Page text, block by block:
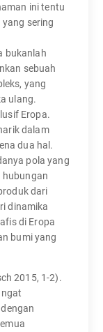
ini tentu
sering
bukanlah
sebuah
yang
ulang.
Eropa.
dalam
dua hal.
pola yang
hubungan
dari
dinamika
di Eropa
bumi yang
2015, 1-2).